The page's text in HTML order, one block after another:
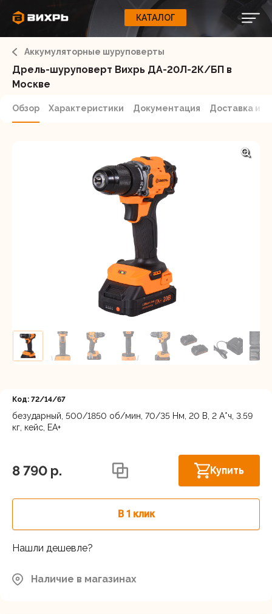
КАТАЛОГ
КАТАЛОГ
Регистрация
О бренде
Блог
Свернуть
ЭЛЕКТРОИНСТРУМЕНТЫ
ИНСТРУМЕНТ
СЕЛЬХОЗТЕХНИКА
ОБОРУДОВАНИЕ
Аккумуляторные шуруповерты
Дрель-шуруповерт Вихрь ДА-20Л-2К/БП в
Москве
Обзор Характеристики Документация Доставка и
Код: 72/14/67
безударный, 500/1850 об/мин, 70/35 Нм, 20 В, 2 А*ч, 3.59
кг, кейс, ЕА+
8 790 p. Купить
В 1 клик
Нашли дешевле?
Наличие в магазинах
Западная коммунальная зона, вл. 4
В наличии
д.12
Регистрация
ВАШ ЗАКАЗ
Корзина